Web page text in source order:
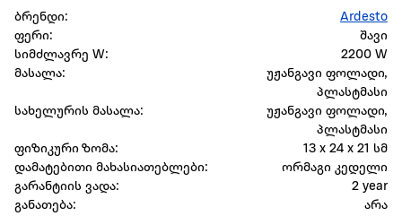
ბრენდი:
Ardesto
ფერი:
შავი
სიმძლავრე W:
2200 W
მასალა:
უჟანგავი ფოლადი,
პლასტმასი
სახელურის მასალა:
უჟანგავი ფოლადი,
პლასტმასი
ფიზიკური ზომა:
13 x 24 x 21 სმ
დამატებითი მახასიათებლები:
ორმაგი კედელი
გარანტიის ვადა:
2 year
განათება:
არა